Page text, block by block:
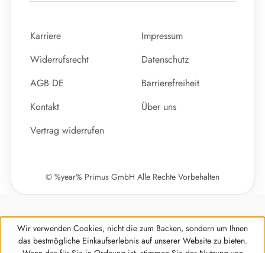
Karriere
Impressum
Widerrufsrecht
Datenschutz
AGB DE
Barrierefreiheit
Kontakt
Über uns
Vertrag widerrufen
© %year% Primus GmbH Alle Rechte Vorbehalten
Wir verwenden Cookies, nicht die zum Backen, sondern um Ihnen
das bestmögliche Einkaufserlebnis auf unserer Website zu bieten.